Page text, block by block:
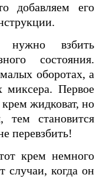
добавляем его
нужно взбить
состояния.
оборотах, а
миксера. Первое
жидковат, но
тем становится
перевзбить!
крем немного
случаи, когда он